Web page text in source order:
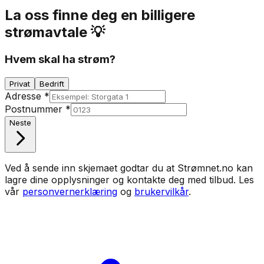
La oss finne deg en billigere
strømavtale 💡
Hvem skal ha strøm?
Privat Bedrift
Adresse *
Postnummer *
Neste
Ved å sende inn skjemaet godtar du at Strømnet.no kan
lagre dine opplysninger og kontakte deg med tilbud. Les
vår personvernerklæring og brukervilkår.